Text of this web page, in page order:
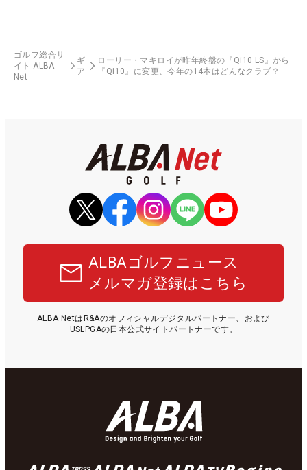
ゴルフ総合サ
イト ALBA
Net
ギ
ア
ローリー・マキロイが昨年終盤の『Qi10 LS』から
『Qi10』に変更、今年の14本はどんなクラブ？
ALBAゴルフニュース
メルマガ登録はこちら
ALBA NetはR&Aのオフィシャルデジタルパートナー、および
USLPGAの日本公式サイトパートナーです。